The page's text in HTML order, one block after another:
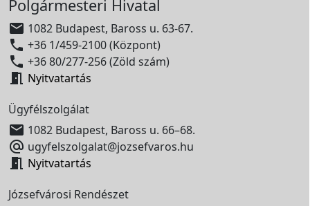
Polgármesteri Hivatal
 1082 Budapest, Baross u. 63-67.
 +36 1/459-2100 (Központ)
 +36 80/277-256 (Zöld szám)
 Nyitvatartás
Ügyfélszolgálat
 1082 Budapest, Baross u. 66–68.
 ugyfelszolgalat@jozsefvaros.hu
 Nyitvatartás
Józsefvárosi Rendészet